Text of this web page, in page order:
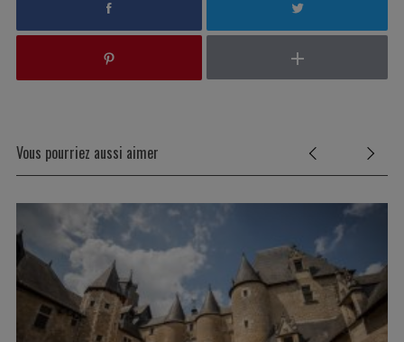
Vous pourriez aussi aimer